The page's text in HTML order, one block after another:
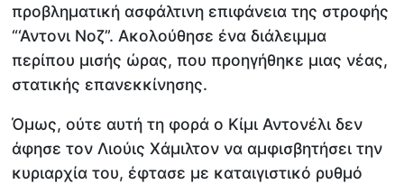
προβληματική ασφάλτινη επιφάνεια της στροφής
“‘Αντονι Νοζ”. Ακολούθησε ένα διάλειμμα
περίπου μισής ώρας, που προηγήθηκε μιας νέας,
στατικής επανεκκίνησης.
Όμως, ούτε αυτή τη φορά ο Κίμι Αντονέλι δεν
άφησε τον Λιούις Χάμιλτον να αμφισβητήσει την
κυριαρχία του, έφτασε με καταιγιστικό ρυθμό